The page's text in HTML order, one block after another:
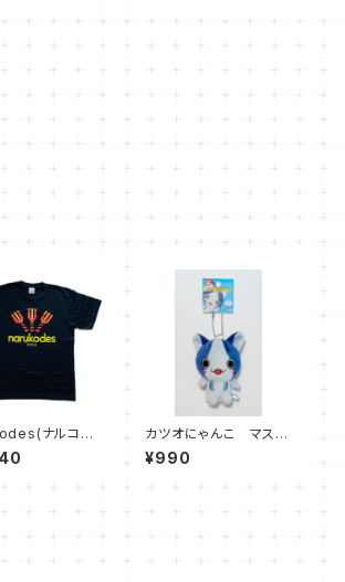
ナルコデ
ャツ
カツオにゃんこ マスコ
ット
¥990